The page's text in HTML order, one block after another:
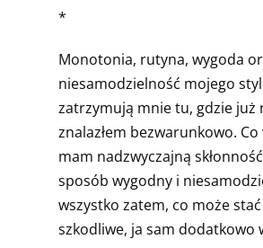
*
Monotonia, rutyna, wygoda
niesamodzielność mojego
zatrzymują mnie tu, gdzie już
znalazłem bezwarunkowo. Co
mam nadzwyczajną
sposób wygodny i
wszystko zatem, co może
szkodliwe, ja sam dodatkowo